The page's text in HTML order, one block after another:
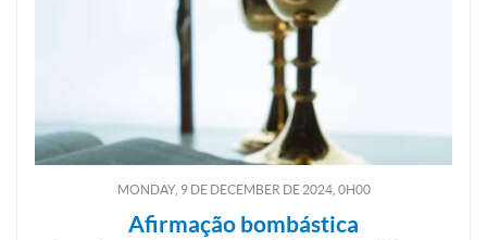
MONDAY, 9DEDECEMBER DE2024, 0H00
Afirmação bombástica